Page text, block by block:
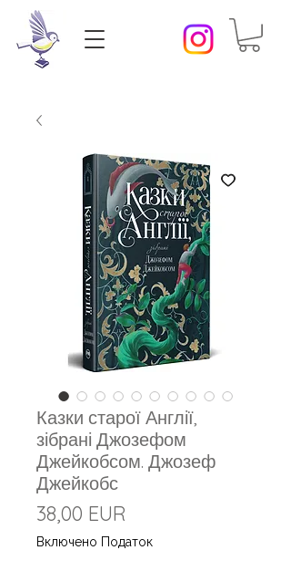
Казки старої Англії,
зібрані Джозефом
Джейкобсом. Джозеф
Джейкобс
38,00 EUR
Включено Податок